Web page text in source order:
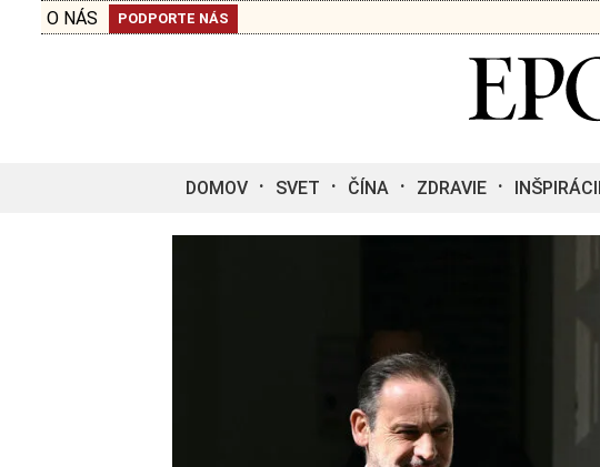
O NÁS PODPORTE NÁS
DOMOV SVET ČÍNA ZDRAVIE